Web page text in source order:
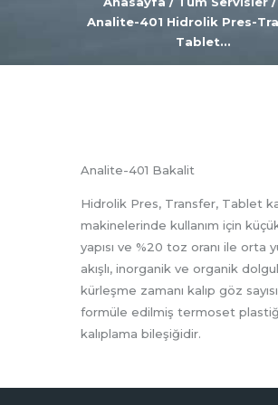
Analite-401 Hidrolik Pres-
Tablet...
Analite-401 Bakalit
Hidrolik Pres, Transfer, Tablet
makinelerinde kullanım için
yapısı ve %20 toz oranı ile orta
akışlı, inorganik ve organik
kürleşme zamanı kalıp göz
formüle edilmiş termoset
kalıplama bileşiğidir.